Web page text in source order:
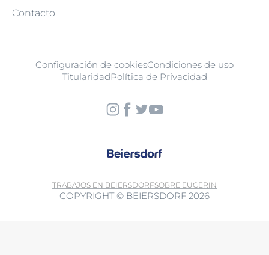
Contacto
Configuración de cookiesCondiciones de uso
TitularidadPolítica de Privacidad
TRABAJOS EN BEIERSDORFSOBRE EUCERIN
COPYRIGHT © BEIERSDORF 2026